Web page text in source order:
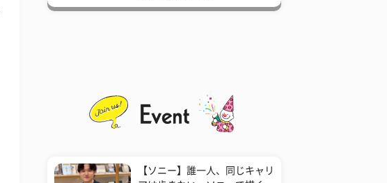
【ソニー】誰一人、同じキャリ